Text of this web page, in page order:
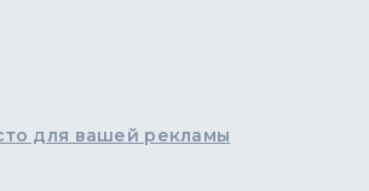
для вашей рекламы